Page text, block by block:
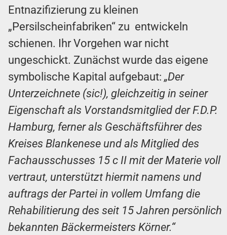
Entnazifizierung zu kleinen
„Persilscheinfabriken“ zu entwickeln
schienen. Ihr Vorgehen war nicht
ungeschickt. Zunächst wurde das eigene
symbolische Kapital aufgebaut: „Der
Unterzeichnete (sic!), gleichzeitig in seiner
Eigenschaft als Vorstandsmitglied der F.D.P.
Hamburg, ferner als Geschäftsführer des
Kreises Blankenese und als Mitglied des
Fachausschusses 15 c II mit der Materie voll
vertraut, unterstützt hiermit namens und
auftrags der Partei in vollem Umfang die
Rehabilitierung des seit 15 Jahren persönlich
bekannten Bäckermeisters Körner.“